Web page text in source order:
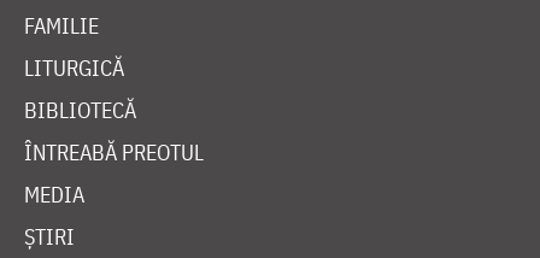
FAMILIE
LITURGICĂ
BIBLIOTECĂ
ÎNTREABĂ PREOTUL
MEDIA
ȘTIRI